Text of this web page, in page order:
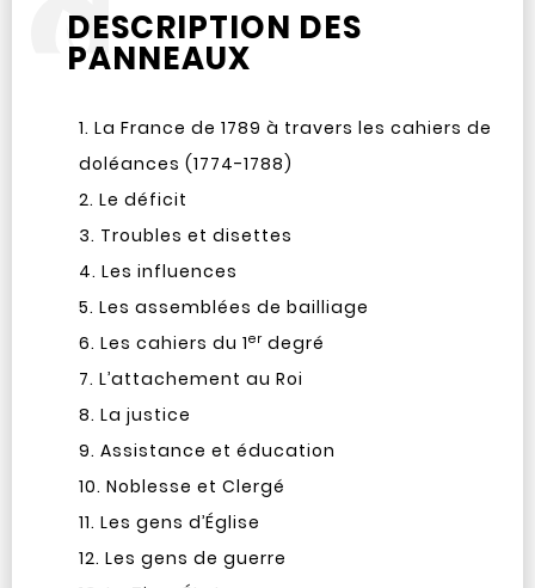
DESCRIPTION DES
PANNEAUX
La France de 1789 à travers les cahiers de
doléances (1774-1788)
Le déficit
Troubles et disettes
Les influences
Les assemblées de bailliage
Les cahiers du 1erdegré
L’attachement au Roi
La justice
Assistance et éducation
Noblesse et Clergé
Les gens d’Église
Les gens de guerre